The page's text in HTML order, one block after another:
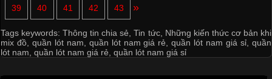
39 40 41 42 43 »
Tags keywords:Thông tin chia sẻ,Tin tức, Những kiến thức cơ bản khi
mix đồ, quần lót nam, quần lót nam giá rẻ,quần lót nam giá sỉ,quần
lót nam, quần lót nam giá rẻ, quần lót nam giá sỉ